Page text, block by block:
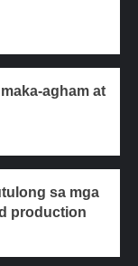
agham at
sa mga
production